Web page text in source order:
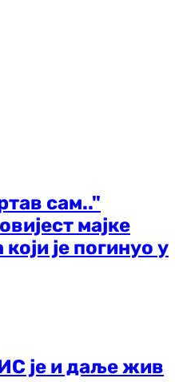
сам.."
мајке
је погинуо у
је и даље жив